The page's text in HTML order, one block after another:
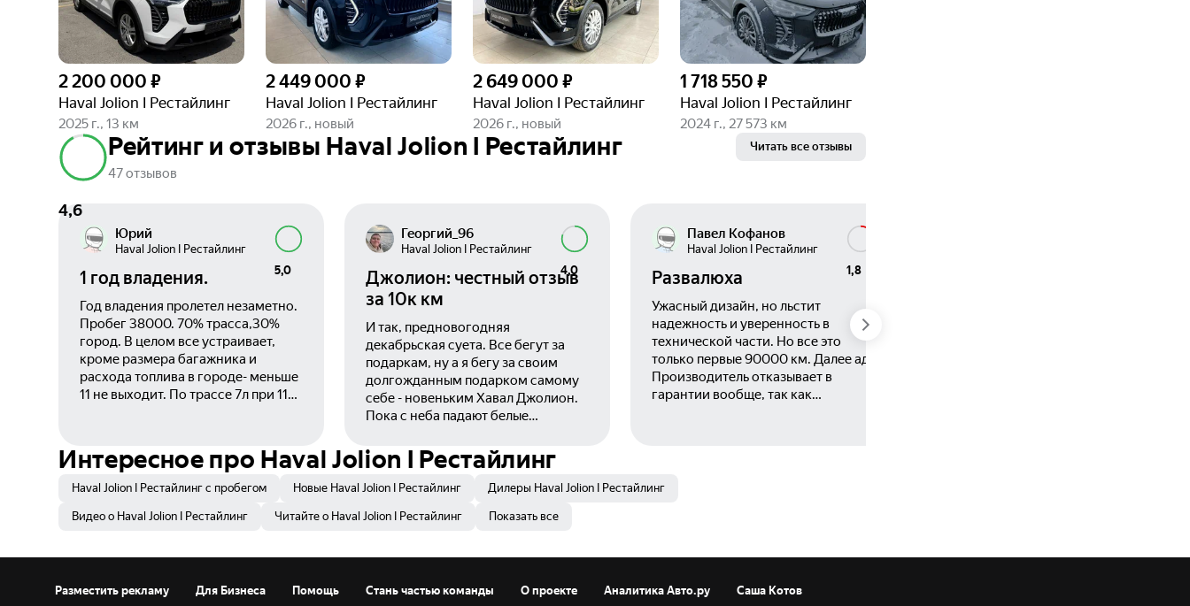
2 200 000 ₽
Haval Jolion I Рестайлинг
2025 г., 13 км
2 449 000 ₽
Haval Jolion I Рестайлинг
2026 г., новый
2 649 000 ₽
Haval Jolion I Рестайлинг
2026 г., новый
1 718 550 ₽
Haval Jolion I Рестайлинг
2024 г., 27 573 км
4,6
Рейтинг и отзывы Haval Jolion I Рестайлинг
47 отзывов
Читать все отзывы
Юрий
Haval Jolion I Рестайлинг
5,0
1 год владения.
Год владения пролетел незаметно.
Пробег 38000. 70% трасса,30%
город. В целом все устраивает,
кроме размера багажника и
расхода топлива в городе- меньше
11 не выходит. По трассе 7л при 110-
межсервисная замена масла(
5т.км, 10т.км,17т.км,25т.км,32т.км.)у
время менялись только
мнение Джулион больше подходит
2024 поехали летом в Крым. На М 4
Георгий_96
Haval Jolion I Рестайлинг
4,0
Джолион: честный отзыв
за 10к км
И так, предновогодняя
декабрьская суета. Все бегут за
подаркам, ну а я бегу за своим
долгожданным подарком самому
себе - новеньким Хавал Джолион.
Пока с неба падают белые
напротив дилерского центра,
встречает такой же белоснежный
кроссовер тульского
даже Сиама... Завязываем с
честной рецензии, без прекрас, в
плюсами и минусами сего
Павел Кофанов
Haval Jolion I Рестайлинг
1,8
Развалюха
Ужасный дизайн, но льстит
надежность и уверенность в
технической части. Но все это
только первые 90000 км. Далее ад.
Производитель отказывает в
гарантии вообще, так как
Шумят ступичные подшипники.
много больше. Радует одно, что
Диллер первое время
чехлы на сиденья-внуки,чехол на
Интересное про Haval Jolion I Рестайлинг
Haval Jolion I Рестайлинг с пробегом Новые Haval Jolion I Рестайлинг Дилеры Haval Jolion I Рестайлинг
Видео о Haval Jolion I Рестайлинг Читайте о Haval Jolion I Рестайлинг Показать все
Разместить рекламу Для Бизнеса Помощь Стань частью команды О проекте Аналитика Авто.ру Саша Котов